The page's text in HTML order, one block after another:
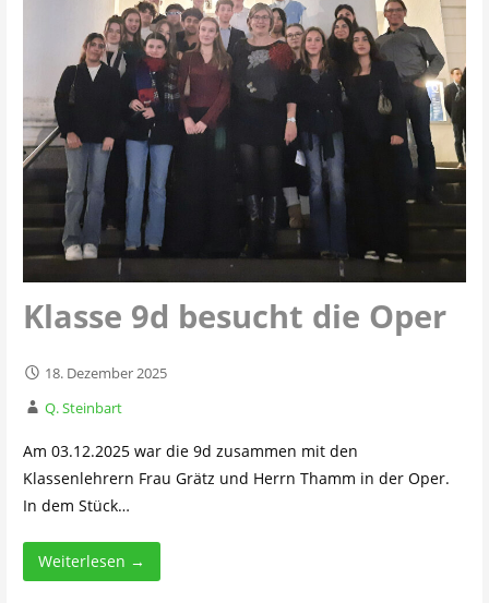
Klasse 9d besucht die Oper
18. Dezember 2025
Q. Steinbart
Am 03.12.2025 war die 9d zusammen mit den
Klassenlehrern Frau Grätz und Herrn Thamm in der Oper.
In dem Stück…
Weiterlesen →